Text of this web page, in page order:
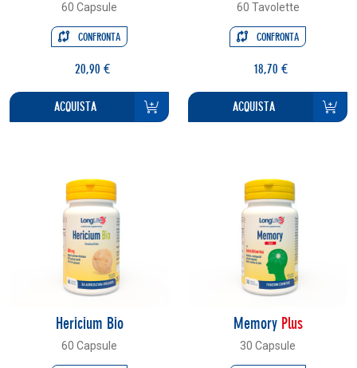
60 Capsule
CONFRONTA
20,90 €
ACQUISTA
60 Tavolette
CONFRONTA
18,70 €
ACQUISTA
Hericium Bio
60 Capsule
Memory Plus
30 Capsule